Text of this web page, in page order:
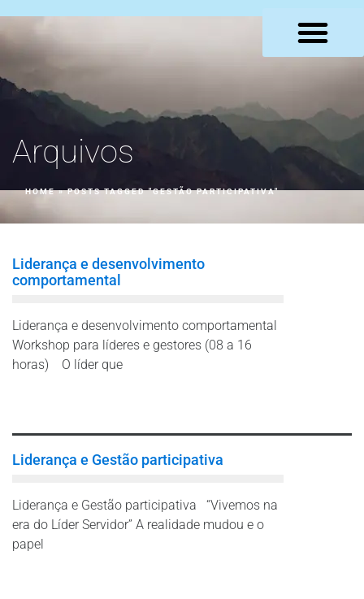
Arquivos
HOME»POSTS TAGGED "GESTÃO PARTICIPATIVA"
Liderança e desenvolvimento
comportamental
Liderança e desenvolvimento comportamental
Workshop para líderes e gestores (08 a 16
horas) O líder que
Liderança e Gestão participativa
Liderança e Gestão participativa “Vivemos na
era do Líder Servidor” A realidade mudou e o
papel